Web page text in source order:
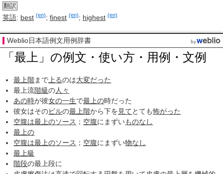
翻訳
英語: best (en); finest (en); highest (en)
Weblio日本語例文用例辞書
「最上」の例文・使い方・用例・文例
最上階まで 上るのは大変だった
最上流階級の人々
あの時が彼女の一生で最上の時だった
彼女はそのビルの最上階から下を 見てとても怖がった
空腹は最上のソース ； 空腹にまずいものなし
最上の
空腹は最上のソース ； 空腹にまずい物なし
最上級
階段の最上段に